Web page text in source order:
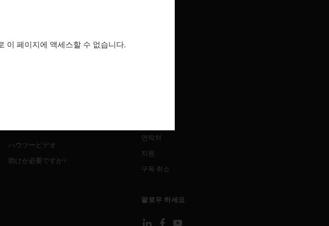
자동화
ハウツービデオ
助けが必要ですか?
연락처
지원
구독 취소
팔로우 하세요
이 페이지에 액세스할 수 없습니다.